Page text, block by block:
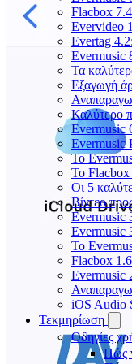
Flacbox
Evervideo
Evertag
Evermusic
Τα
Εξαγωγή
Καλύτερο
Evermusic
Evermusic
Το
Το Flacbox
Οι 5
Βίντεο
Evermusic
Evermusic
Το
Flacbox
Evermusic
iOS Audio
Τεκμηρίωση
Οδηγίες
Πώς